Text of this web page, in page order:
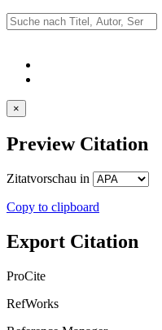
×
Preview Citation
Zitatvorschau in
Copy to clipboard
Export Citation
ProCite
RefWorks